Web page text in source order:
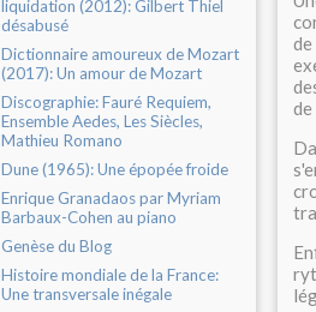
liquidation (2012): Gilbert Thiel
désabusé
Dictionnaire amoureux de Mozart
(2017): Un amour de Mozart
Discographie: Fauré Requiem,
Ensemble Aedes, Les Siècles,
Mathieu Romano
Dune (1965): Une épopée froide
Enrique Granadaos par Myriam
Barbaux-Cohen au piano
Genèse du Blog
Histoire mondiale de la France:
Une transversale inégale